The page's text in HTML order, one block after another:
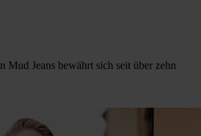
Mud Jeans bewährt sich seit über zehn